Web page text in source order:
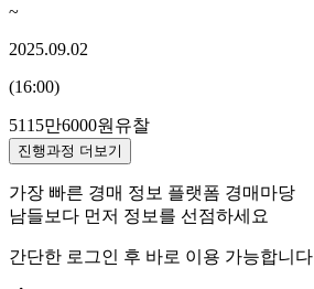
~
2025.09.02
(16:00)
5115만6000원 유찰
진행과정 더보기
가장 빠른 경매 정보 플랫폼 경매마당
남들보다 먼저 정보를 선점하세요
간단한 로그인 후 바로 이용 가능합니다